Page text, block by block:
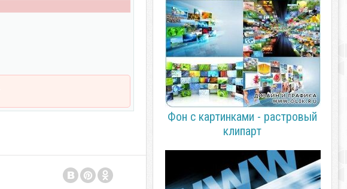
Фон с картинками - растровый
клипарт